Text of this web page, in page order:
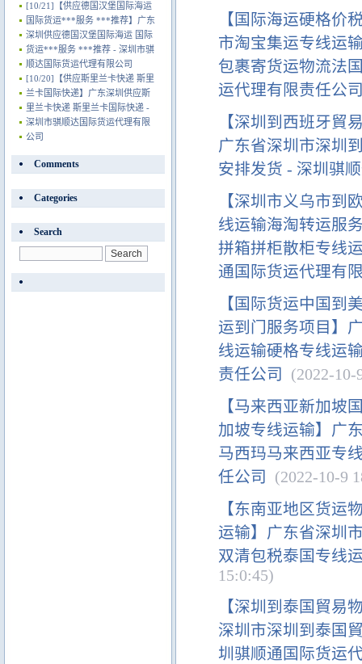
【国际海运硬格价
市淘宝集运专线运
包裹寄货运物流法
运代理有限责任公
【深圳到西班牙貿
广东省深圳市深圳
安排发货 - 深圳骐
【深圳市义乌市到
线运输海淘转运服
拼箱拼柜散柜专线
通国际货运代理有
【国际货运中国到
运到门服务项目】
线运输硬格专线运
责任公司
(2022-10-
【马来西亚新加坡
加坡专线运输】广
马西玛马来西亚专
任公司
(2022-10-9
【东南亚地区货运
运输】广东省深圳
双清包税泰国专线
15:0:45)
【深圳到泰国貿易
深圳市深圳到泰国
圳骐顺通国际货运
[10/21] 【供应德国汉堡国际海运
国际货运***服务 ***推荐】广东
深圳供应德国汉堡国际海运 国际
货运***服务 ***推荐 - 深圳市骐
顺达国际货运代理有限公司
[10/20] 【供应斯里兰卡快递 斯里
兰卡国际快递】广东深圳供应斯
里兰卡快递 斯里兰卡国际快递 -
深圳市骐顺达国际货运代理有限
公司
Comments
Categories
Search